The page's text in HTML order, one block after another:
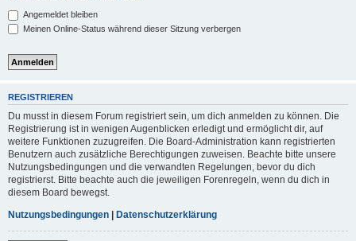
Angemeldet bleiben
Meinen Online-Status während dieser Sitzung verbergen
REGISTRIEREN
Du musst in diesem Forum registriert sein, um dich anmelden zu können. Die
Registrierung ist in wenigen Augenblicken erledigt und ermöglicht dir, auf
weitere Funktionen zuzugreifen. Die Board-Administration kann registrierten
Benutzern auch zusätzliche Berechtigungen zuweisen. Beachte bitte unsere
Nutzungsbedingungen und die verwandten Regelungen, bevor du dich
registrierst. Bitte beachte auch die jeweiligen Forenregeln, wenn du dich in
diesem Board bewegst.
Nutzungsbedingungen | Datenschutzerklärung